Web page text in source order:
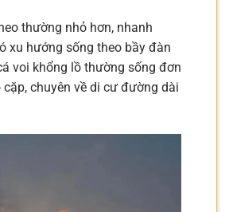
thường nhỏ hơn, nhanh
xu hướng sống theo bầy đàn
voi khổng lồ thường sống đơn
chuyên về di cư đường dài